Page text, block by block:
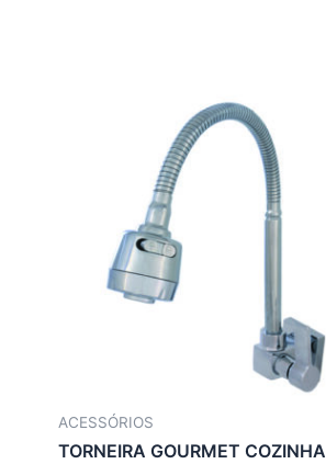
ACESSÓRIOS
TORNEIRA GOURMET COZINHA